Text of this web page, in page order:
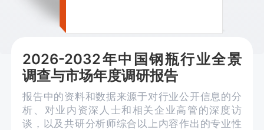
2026-2032年中国钢瓶行业全景
调查与市场年度调研报告
报告中的资料和数据来源于对行业公开信息的分
析、对业内资深人士和相关企业高管的深度访
谈，以及共研分析师综合以上内容作出的专业性